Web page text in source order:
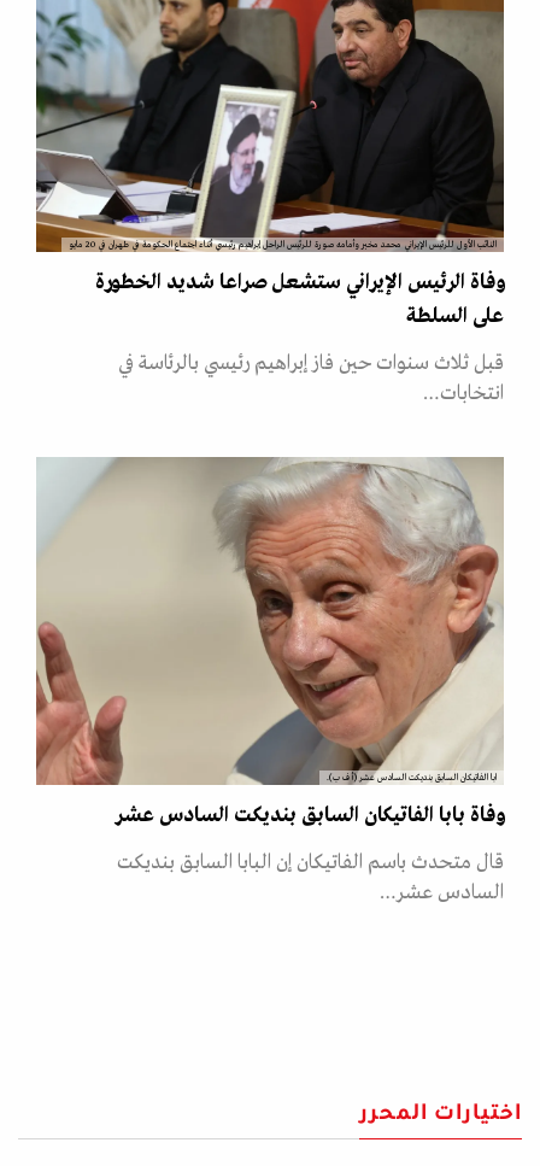
النائب الأول للرئيس الإيراني محمد مخبر وأمامه صورة للرئيس الراحل إبراهيم رئيسي أثناء اجتماع الحكومة في طهران في 20 مايو
وفاة الرئيس الإيراني ستشعل صراعا شديد الخطورة
على السلطة
قبل ثلاث سنوات حين فاز إبراهيم رئيسي بالرئاسة في
انتخابات…
ابا الفاتيكان السابق بنديكت السادس عشر (أ ف ب).
وفاة بابا الفاتيكان السابق بنديكت السادس عشر
قال متحدث باسم الفاتيكان إن البابا السابق بنديكت
السادس عشر…
اختيارات المحرر